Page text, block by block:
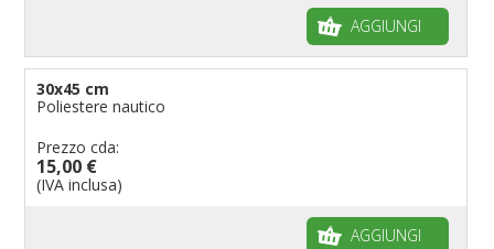
pennoni per bandiere
AGGIUNGI
30x45 cm
Poliestere nautico
Prezzo cda:
15,00 €
(IVA inclusa)
AGGIUNGI